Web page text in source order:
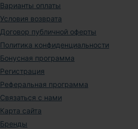
Варианты оплаты
Условия возврата
Договор публичной оферты
Политика конфиденциальности
Бонусная программа
Регистрация
Реферальная программа
Связаться с нами
Карта сайта
Бренды